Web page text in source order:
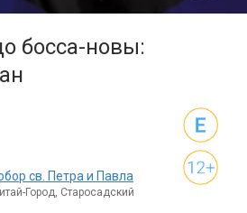
босса-новы:
св. Петра и Павла
Город, Старосадский